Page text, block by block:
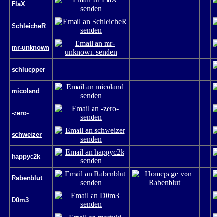
FlaX
SchleicheR
mr-unknown
schluepper
micoland
-zero-
schweizer
happyc2k
Rabenblut
D0m3